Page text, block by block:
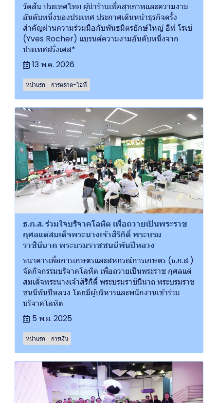
วัตสัน ประเทศไทย ผู้นำร้านเพื่อสุขภาพและความงาม
อันดับหนึ่งของประเทศ ประกาศเดินหน้าธุรกิจครั้ง
สำคัญผ่านความร่วมมือกับพันธมิตรยักษ์ใหญ่ อีฟ โรเช่
(Yves Rocher) แบรนด์ความงามอันดับหนึ่งจาก
ประเทศฝรั่งเศส*
13 พ.ค. 2026
หน้าแรก การตลาด-ไอที
ธ.ก.ส. ร่วมใจบริจาคโลหิต เพื่อถวายเป็นพระราช
กุศลแด่สมเด็จพระนางเจ้าสิริกิติ์ พระบรม
ราชินีนาถ พระบรมราชชนนีพันปีหลวง
ธนาคารเพื่อการเกษตรและสหกรณ์การเกษตร (ธ.ก.ส.)
จัดกิจกรรมบริจาคโลหิต เพื่อถวายเป็นพระราช กุศลแด่
สมเด็จพระนางเจ้าสิริกิติ์ พระบรมราชินีนาถ พระบรมราช
ชนนีพันปีหลวง โดยมีผู้บริหารและพนักงานเข้าร่วม
บริจาคโลหิต
5 พ.ย. 2025
หน้าแรก การเงิน